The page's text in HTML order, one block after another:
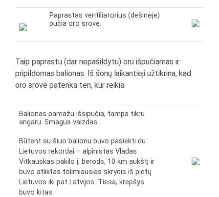
Paprastas ventiliatorius (dešinėje)
pučia oro srovę.
Taip paprastu (dar nepašildytu) oru išpučiamas ir
pripildomas balionas. Iš šonų laikantieji užtikrina, kad
oro srovė patenka ten, kur reikia.
Balionas pamažu išsipučia, tampa tikru
angaru. Smagus vaizdas.
Būtent su šiuo balionu buvo pasiekti du
Lietuvos rekordai – alpinistas Vladas
Vitkauskas pakilo į, berods, 10 km aukštį ir
buvo atliktas tolimiausias skrydis iš pietų
Lietuvos iki pat Latvijos. Tiesa, krepšys
buvo kitas.